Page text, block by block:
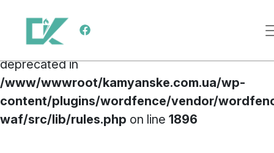
Deprecated
: preg_replace(): Passing null to
parameter #3 ($subject) of type array|string is
deprecated in
/www/wwwroot/kamyanske.com.ua/wp-
content/plugins/wordfence/vendor/
waf/src/lib/rules.php on line 1896
Main Navigation